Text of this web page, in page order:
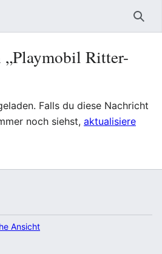
„Playmobil Ritter-
Falls du diese Nachricht
noch siehst, aktualisiere
Ansicht